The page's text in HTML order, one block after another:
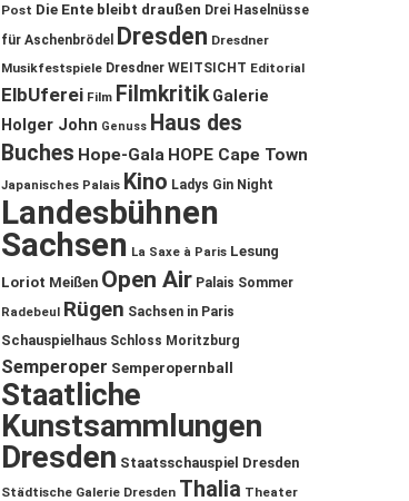
Post Die Ente bleibt draußen Drei Haselnüsse
für Aschenbrödel
Dresden Dresdner
Musikfestspiele Dresdner WEITSICHT Editorial
ElbUferei Film Filmkritik Galerie
Holger John Genuss Haus des
Buches Hope-Gala HOPE Cape Town
Japanisches Palais Kino Ladys Gin Night
Landesbühnen
Sachsen La Saxe à Paris Lesung
Loriot Meißen Open Air Palais Sommer
Radebeul Rügen Sachsen in Paris
Schauspielhaus Schloss Moritzburg
Semperoper Semperopernball
Staatliche
Kunstsammlungen
Dresden Staatsschauspiel Dresden
Städtische Galerie Dresden Thalia Theater